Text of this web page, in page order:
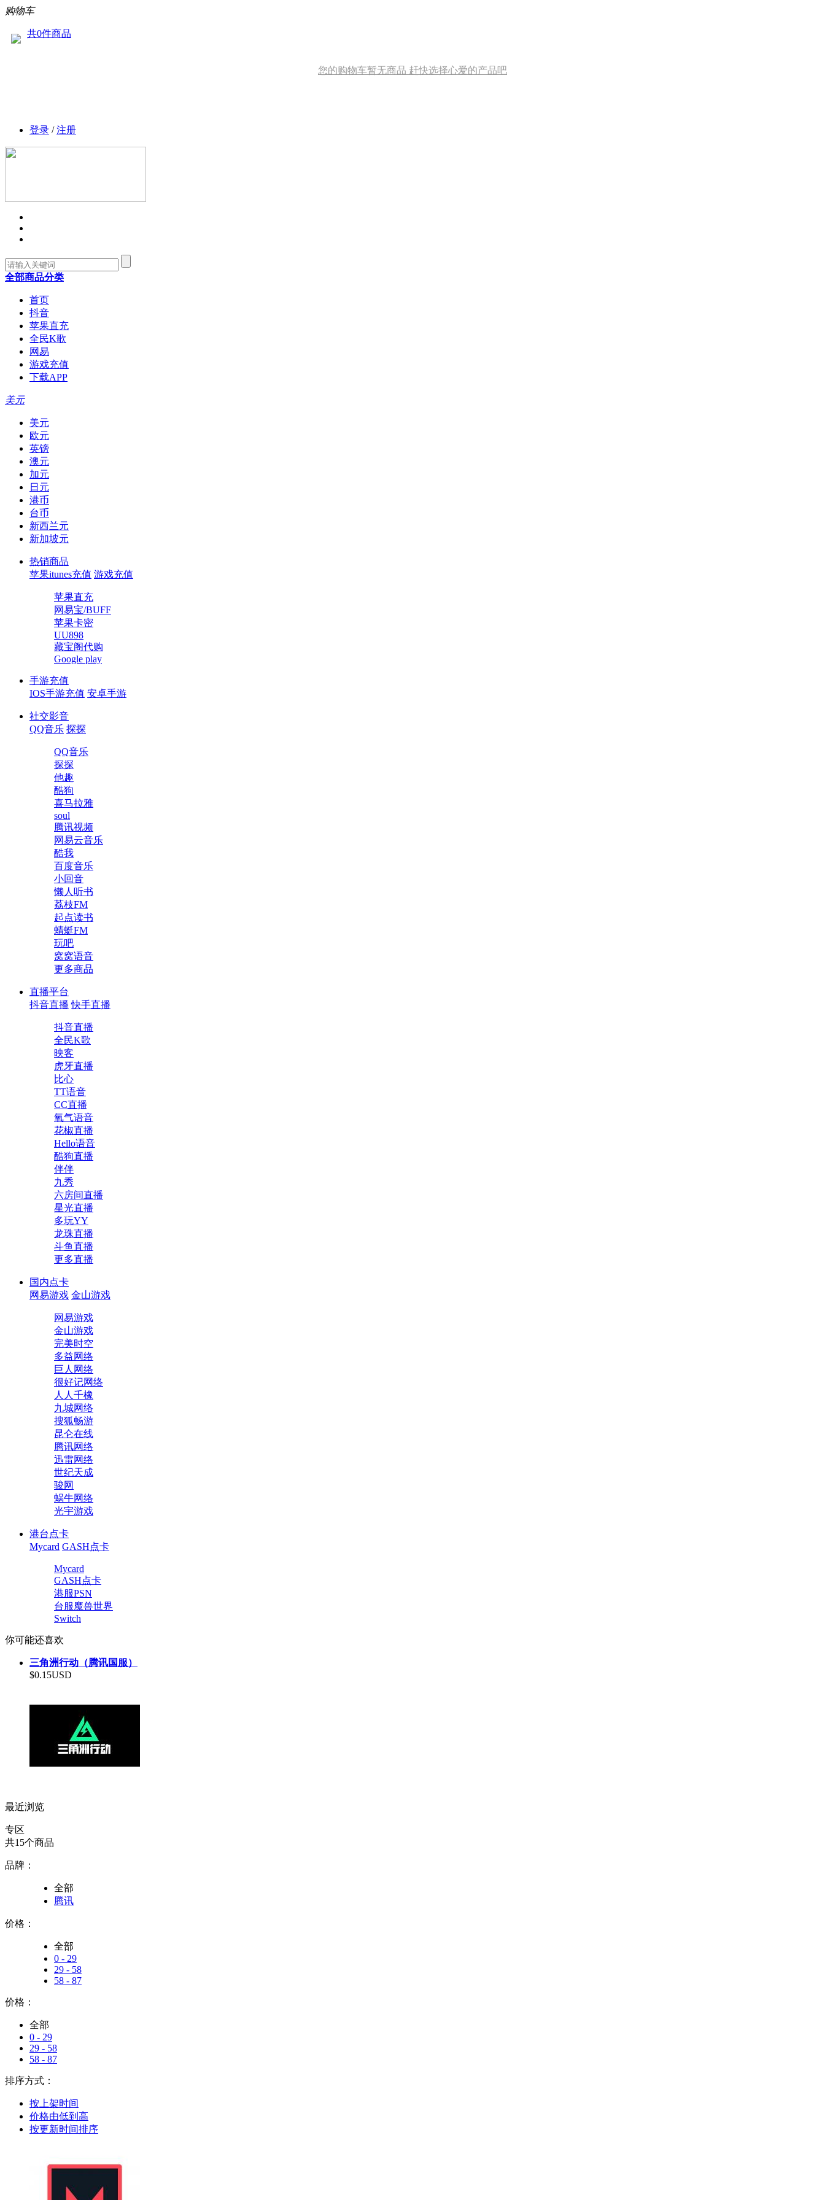
购物车
共0件商品
您的购物车暂无商品 赶快选择心爱的产品吧
登录 /注册
全部商品分类
首页
抖音
苹果直充
全民K歌
网易
游戏充值
下载APP
美元
美元
欧元
英镑
澳元
加元
日元
港币
台币
新西兰元
新加坡元
热销商品
苹果itunes充值 游戏充值
苹果直充
网易宝/BUFF
苹果卡密
UU898
藏宝阁代购
Google play
手游充值
IOS手游充值 安卓手游
社交影音
QQ音乐 探探
QQ音乐
探探
他趣
酷狗
喜马拉雅
soul
腾讯视频
网易云音乐
酷我
百度音乐
小回音
懒人听书
荔枝FM
起点读书
蜻蜓FM
玩吧
窝窝语音
更多商品
直播平台
抖音直播 快手直播
抖音直播
全民K歌
映客
虎牙直播
比心
TT语音
CC直播
氧气语音
花椒直播
Hello语音
酷狗直播
伴伴
九秀
六房间直播
星光直播
多玩YY
龙珠直播
斗鱼直播
更多直播
国内点卡
网易游戏 金山游戏
网易游戏
金山游戏
完美时空
多益网络
巨人网络
很好记网络
人人千橡
九城网络
搜狐畅游
昆仑在线
腾讯网络
迅雷网络
世纪天成
骏网
蜗牛网络
光宇游戏
港台点卡
Mycard GASH点卡
Mycard
GASH点卡
港服PSN
台服魔兽世界
Switch
你可能还喜欢
三角洲行动（腾讯国服）
$0.15USD
最近浏览
专区
共15个商品
品牌：
全部
腾讯
价格：
全部
0 - 29
29 - 58
58 - 87
价格：
全部
0 - 29
29 - 58
58 - 87
排序方式：
按上架时间
价格由低到高
按更新时间排序